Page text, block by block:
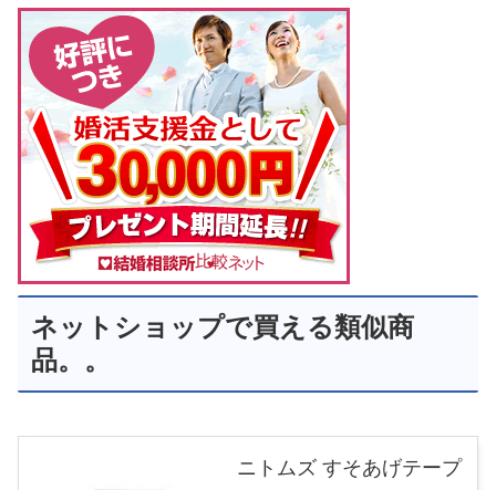
ネットショップで買える類似商
品。。
ニトムズ すそあげテープ